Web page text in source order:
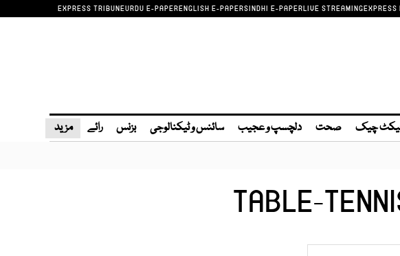
EXPRESS TRIBUNEURDU E-PAPERENGLISH E-PAPERSINDHI E-PAPERLIVE STREAMINGEXPRESS
چیک صحت دلچسپ و عجیب سائنس و ٹیکنالوجی بزنس رائے مزید
TABLE-